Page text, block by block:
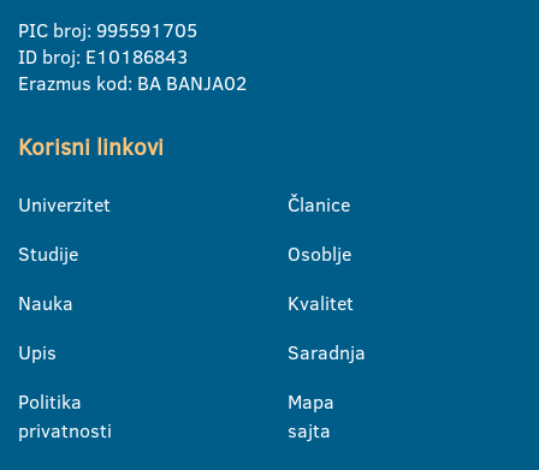
PIC broj: 995591705
ID broj: E10186843
Erazmus kod: BA BANJA02
Korisni linkovi
Univerzitet
Studije
Nauka
Upis
Politika
privatnosti
Članice
Osoblje
Kvalitet
Saradnja
Mapa
sajta